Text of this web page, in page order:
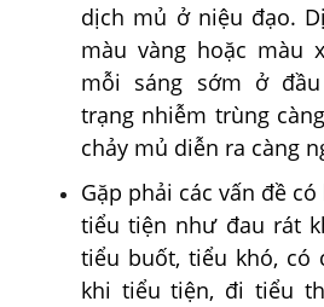
dịch mủ ở niệu đạo.
màu vàng hoặc màu
mỗi sáng sớm ở
trạng nhiễm trùng
chảy mủ diễn ra càng
Gặp phải các vấn đề
tiểu tiện như đau rát
tiểu buốt, tiểu khó, có
khi tiểu tiện, đi tiểu